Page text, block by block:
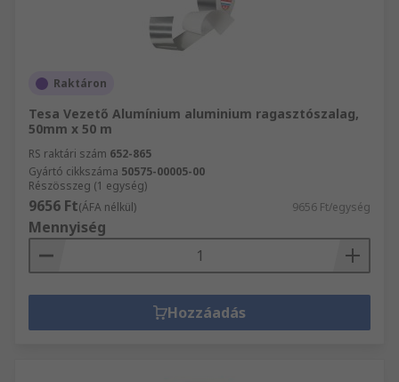
Raktáron
Tesa Vezető Alumínium aluminium ragasztószalag,
50mm x 50 m
RS raktári szám 652-865
Gyártó cikkszáma 50575-00005-00
Részösszeg (1 egység)
9656 Ft(ÁFA nélkül) 9656 Ft/egység
Mennyiség
Hozzáadás